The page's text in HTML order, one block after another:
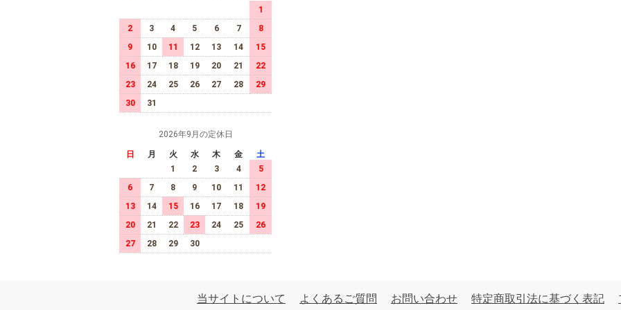
1
2
3 4 5 6 7
8
9
10 11 12 13 14
15
16
17 18 19 20 21
22
23
24 25 26 27 28
29
30
31
2026年9月の定休日
日 月 火 水 木 金
土
1
2 3 4
5
6
7 8 9 10 11
12
13
14 15 16 17 18
19
20
21 22 23 24 25
26
27
28 29 30
当サイトについて よくあるご質問 お問い合わせ 特定商取引法に基づく表記